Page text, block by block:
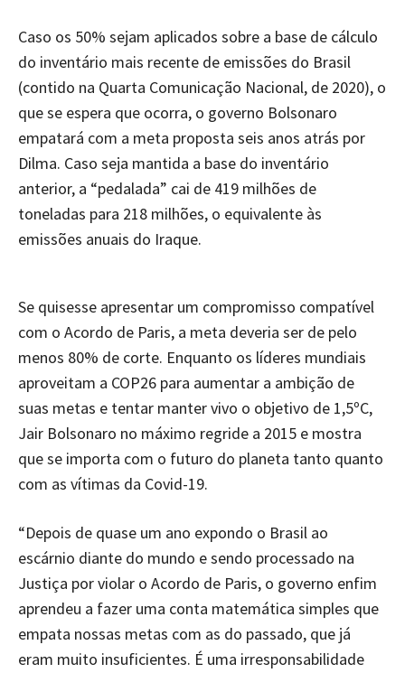
Caso os 50% sejam aplicados sobre a base de cálculo
do inventário mais recente de emissões do Brasil
(contido na Quarta Comunicação Nacional, de 2020), o
que se espera que ocorra, o governo Bolsonaro
empatará com a meta proposta seis anos atrás por
Dilma. Caso seja mantida a base do inventário
anterior, a “pedalada” cai de 419 milhões de
toneladas para 218 milhões, o equivalente às
emissões anuais do Iraque.
Se quisesse apresentar um compromisso compatível
com o Acordo de Paris, a meta deveria ser de pelo
menos 80% de corte. Enquanto os líderes mundiais
aproveitam a COP26 para aumentar a ambição de
suas metas e tentar manter vivo o objetivo de 1,5ºC,
Jair Bolsonaro no máximo regride a 2015 e mostra
que se importa com o futuro do planeta tanto quanto
com as vítimas da Covid-19.
“Depois de quase um ano expondo o Brasil ao
escárnio diante do mundo e sendo processado na
Justiça por violar o Acordo de Paris, o governo enfim
aprendeu a fazer uma conta matemática simples que
empata nossas metas com as do passado, que já
eram muito insuficientes. É uma irresponsabilidade